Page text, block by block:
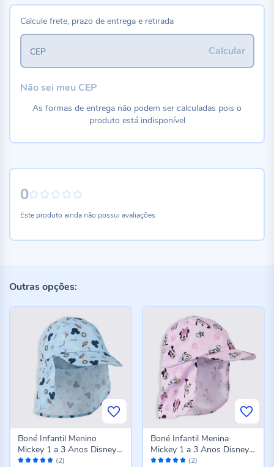
0
Este produto ainda não possui avaliações
Calcule frete, prazo de entrega e retirada
Calcular
CEP
Não sei meu CEP
As formas de entrega não podem ser calculadas pois o
produto está indisponível
Outras opções:
Avaliação: (2)
Boné Infantil Menino
Mickey 1 a 3 Anos Disney
Azul
Avaliação: (2)
Boné Infantil Menina
Mickey 1 a 3 Anos Disney
Rosa